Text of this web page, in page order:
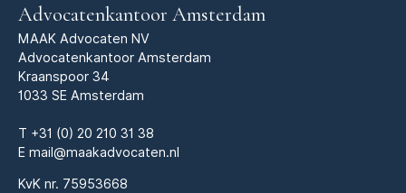
Advocatenkantoor Amsterdam
MAAK Advocaten NV
Advocatenkantoor Amsterdam
Kraanspoor 34
1033 SE Amsterdam
T +31 (0) 20 210 31 38
E mail@maakadvocaten.nl
KvK nr. 75953668